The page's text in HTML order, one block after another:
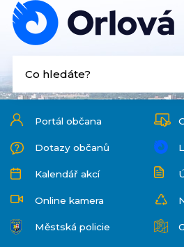
Portál občana
Dotazy občanů
Kalendář akcí
Online kamera
Městská policie